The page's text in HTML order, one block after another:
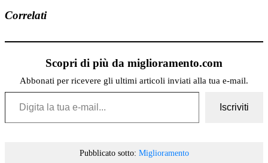
Correlati
Scopri di più da miglioramento.com
Abbonati per ricevere gli ultimi articoli inviati alla tua e-mail.
Digita la tua e-mail...
Iscriviti
Pubblicato sotto: Miglioramento